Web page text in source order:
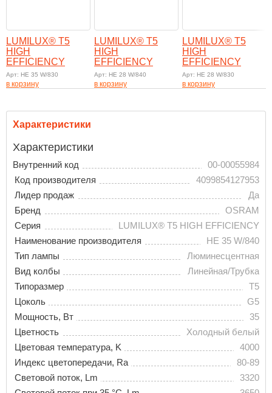
LUMILUX® T5
HIGH
EFFICIENCY
Арт: HE 35 W/830
в корзину
LUMILUX® T5
HIGH
EFFICIENCY
Арт: HE 28 W/840
в корзину
LUMILUX® T5
HIGH
EFFICIENCY
Арт: HE 28 W/830
в корзину
Характеристики
Характеристики
Внутренний код
00-00055984
Код производителя
4099854127953
Лидер продаж
Да
Бренд
OSRAM
Серия
LUMILUX® T5 HIGH EFFICIENCY
Наименование производителя
HE 35 W/840
Тип лампы
Люминесцентная
Вид колбы
Линейная/Трубка
Типоразмер
T5
Цоколь
G5
Мощность, Вт
35
Цветность
Холодный белый
Цветовая температура, K
4000
Индекс цветопередачи, Ra
80-89
Световой поток, Lm
3320